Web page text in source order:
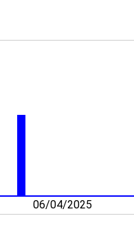
06/04/2025